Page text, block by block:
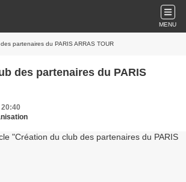
MENU
partenaires du PARIS ARRAS TOUR
des partenaires du PARIS
20:40